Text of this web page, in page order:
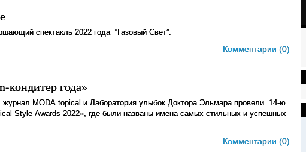
спектакль 2022 года “Газовый Свет”.
Комментарии (0)
года»
журнал MODA topical и Лаборатория улыбок Доктора Эльмара провели 14-ю
Style Awards 2022», где были названы имена самых стильных и успешных
Комментарии (0)